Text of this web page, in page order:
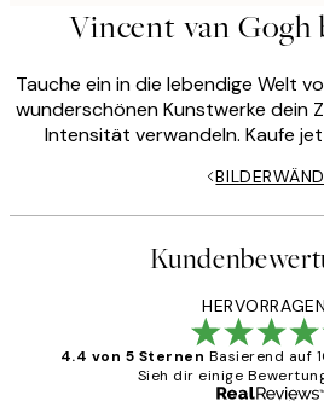
Vincent van
Tauche ein in die lebendige Welt
wunderschönen Kunstwerke dein
Intensität verwandeln. Kaufe
4.4 von 5 Sternen Basierend auf
Sieh dir einige